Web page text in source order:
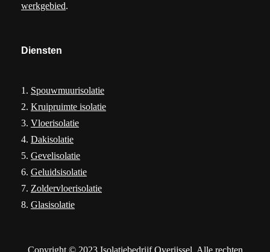
werkgebied.
Diensten
1. Spouwmuurisolatie
2. Kruipruimte isolatie
3. Vloerisolatie
4. Dakisolatie
5. Gevelisolatie
6. Geluidsisolatie
7. Zoldervloerisolatie
8. Glasisolatie